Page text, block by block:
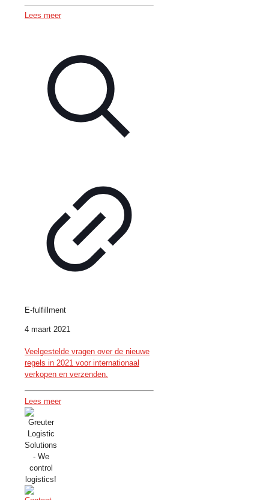
Lees meer
E-fulfillment
4 maart 2021
Veelgestelde vragen over de nieuwe
regels in 2021 voor internationaal
verkopen en verzenden.
Lees meer